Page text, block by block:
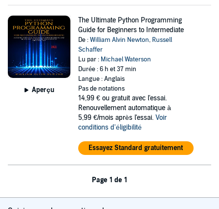
Aperçu
The Ultimate Python Programming
Guide for Beginners to Intermediate
De :William Alvin Newton, Russell
Schaffer
Lu par : Michael Waterson
Durée : 6 h et 37 min
Langue : Anglais
Pas de notations
14,99 € ou gratuit avec l'essai.
Renouvellement automatique à
5,99 €/mois après l'essai. Voir
conditions d'éligibilité
Essayez Standard gratuitement
Page 1 de 1